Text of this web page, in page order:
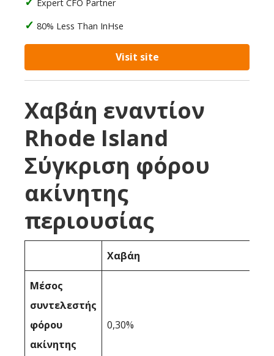
Expert CFO Partner
80% Less Than InHse
Visit site
Χαβάη εναντίον
Rhode Island
Σύγκριση φόρου
ακίνητης
περιουσίας
Χαβάη
Μέσος
συντελεστής
φόρου
ακίνητης
0,30%